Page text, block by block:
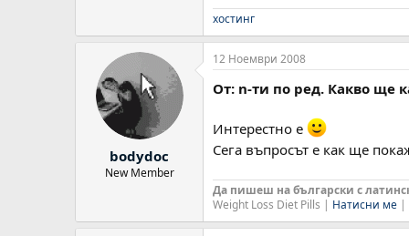
хостинг
bodydoc
New Member
12 Ноември 2008
От: n-ти по ред. Какво ще
Интерестно е
Сега въпросът е как ще
Да пишеш на български с
Weight Loss Diet Pills | Натисни ме |